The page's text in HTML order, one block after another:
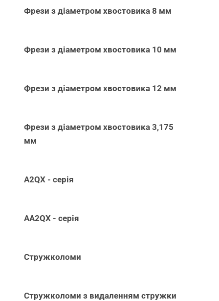
Фрези з діаметром хвостовика 8 мм
Фрези з діаметром хвостовика 10 мм
Фрези з діаметром хвостовика 12 мм
Фрези з діаметром хвостовика 3,175
мм
A2QX - серія
AA2QX - серія
Стружколоми
Стружколоми з видаленням стружки